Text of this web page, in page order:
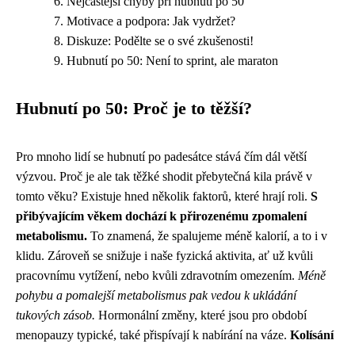
Motivace a podpora: Jak vydržet?
Diskuze: Podělte se o své zkušenosti!
Hubnutí po 50: Není to sprint, ale maraton
Hubnutí po 50: Proč je to těžší?
Pro mnoho lidí se hubnutí po padesátce stává čím dál větší
výzvou. Proč je ale tak těžké shodit přebytečná kila právě v
tomto věku? Existuje hned několik faktorů, které hrají roli. S
přibývajícím věkem dochází k přirozenému zpomalení
metabolismu. To znamená, že spalujeme méně kalorií, a to i v
klidu. Zároveň se snižuje i naše fyzická aktivita, ať už kvůli
pracovnímu vytížení, nebo kvůli zdravotním omezením. Méně
pohybu a pomalejší metabolismus pak vedou k ukládání
tukových zásob. Hormonální změny, které jsou pro období
menopauzy typické, také přispívají k nabírání na váze. Kolísání